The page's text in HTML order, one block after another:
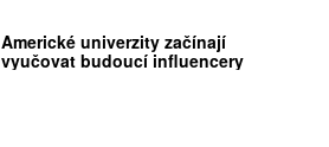
Americké univerzity začínají
vyučovat budoucí influencery